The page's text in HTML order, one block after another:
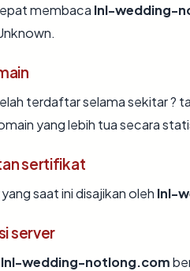
membaca lnl-wedding-
terdaftar selama sekitar ?
yang lebih tua secara
sertifikat
saat ini disajikan oleh lnl-
server
lnl-wedding-notlong.com